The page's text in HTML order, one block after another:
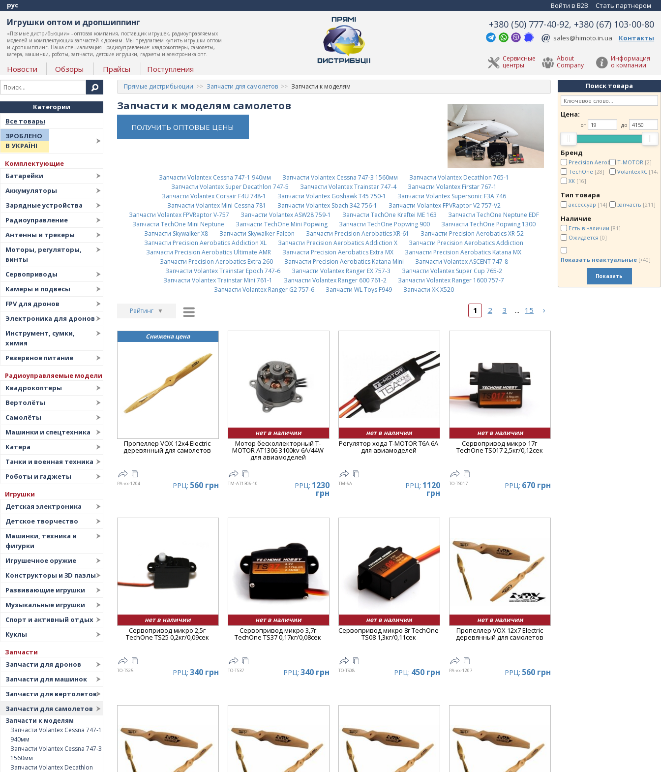
рус Войти в B2B Стать партнером
Игрушки оптом и дропшиппинг
«Прямые дистрибьюции» - оптовая компания, поставщик игрушек, радиоуправляемых
моделей и комплектующих запчастей к дронам. Мы предлагаем купить игрушки оптом
и дропшиппинг. Наша специализация - радиоуправление: квадрокоптеры, самолеты,
катера, машинки, роботы, запчасти, детские игрушки, гаджеты и электроника опт.
Новости Обзоры Прайсы Поступления
+380 (50) 777-40-92, +380 (67) 103-00-80
sales@himoto.in.ua Контакты
Информация
о компании
About
Company
Сервисные
центры
Категории
Все товары
ЗРОБЛЕНО
В УКРАЇНІ
Комплектующие
Батарейки
Аккумуляторы
Зарядные устройства
Радиоуправление
Антенны и трекеры
Моторы, регуляторы,
винты
Сервоприводы
Камеры и подвесы
FPV для дронов
Электроника для дронов
Инструмент, сумки,
химия
Резервное питание
Радиоуправляемые модели
Квадрокоптеры
Вертолёты
Самолёты
Машинки и спецтехника
Катера
Танки и военная техника
Роботы и гаджеты
Игрушки
Детская электроника
Детское творчество
Машинки, техника и
фигурки
Игрушечное оружие
Конструкторы и 3D пазлы
Развивающие игрушки
Музыкальные игрушки
Спорт и активный отдых
Куклы
Запчасти
Запчасти для дронов
Запчасти для машинок
Запчасти для вертолетов
Запчасти для самолетов
Запчасти к моделям
Запчасти Volantex Cessna 747-1
940мм
Запчасти Volantex Cessna 747-3
1560мм
Запчасти Volantex Decathlon
Прямые дистрибьюции Запчасти для самолетов Запчасти к моделям
Запчасти к моделям самолетов
ПОЛУЧИТЬ ОПТОВЫЕ ЦЕНЫ
Запчасти Volantex Cessna 747-1 940мм Запчасти Volantex Cessna 747-3 1560мм
Запчасти Volantex Decathlon 765-1
Запчасти Volantex Super Decathlon 747-5
Запчасти Volantex Trainstar 747-4
Запчасти Volantex Firstar 767-1
Запчасти Volantex Corsair F4U 748-1
Запчасти Volantex Goshawk T45 750-1
Запчасти Volantex Supersonic F3A 746
Запчасти Volantex Mini Cessna 781
Запчасти Volantex Sbach 342 756-1
Запчасти Volantex FPVRaptor V2 757-V2
Запчасти Volantex FPVRaptor V-757
Запчасти Volantex ASW28 759-1 Запчасти TechOne Kraftei ME 163
Запчасти TechOne Neptune EDF
Запчасти TechOne Mini Neptune
Запчасти TechOne Mini Popwing Запчасти TechOne Popwing 900
Запчасти TechOne Popwing 1300
Запчасти Skywalker X8
Запчасти Skywalker Falcon Запчасти Precision Aerobatics XR-61
Запчасти Precision Aerobatics XR-52
Запчасти Precision Aerobatics Addiction XL
Запчасти Precision Aerobatics Addiction X
Запчасти Precision Aerobatics Addiction
Запчасти Precision Aerobatics Ultimate AMR
Запчасти Precision Aerobatics Extra MX
Запчасти Precision Aerobatics Katana MX
Запчасти Precision Aerobatics Extra 260
Запчасти Precision Aerobatics Katana Mini
Запчасти Volantex ASCENT 747-8
Запчасти Volantex Trainstar Epoch 747-6
Запчасти Volantex Ranger EX 757-3
Запчасти Volantex Super Cup 765-2
Запчасти Volantex Trainstar Mini 761-1
Запчасти Volantex Ranger 600 761-2
Запчасти Volantex Ranger 1600 757-7
Запчасти Volantex Ranger G2 757-6
Запчасти WL Toys F949 Запчасти XK X520
Рейтинг ▼
Дата ▲
1 2 3 ... 15 ›
Снижена цена
Пропеллер VOX 12x4 Electric
деревянный для самолетов
PA-vx-1204 РРЦ: 560 грн
нет в наличии
Мотор бесколлекторный T-
MOTOR AT1306 3100kv 6A/44W
для авиамоделей
TM-AT1306-10 РРЦ: 1230
грн
нет в наличии
Регулятор хода T-MOTOR T6A 6A
для авиамоделей
TM-6A РРЦ: 1120
грн
нет в наличии
Сервопривод микро 17г
TechOne TS017 2,5кг/0,12сек
TO-TS017 РРЦ: 670 грн
нет в наличии
Сервопривод микро 2,5г
TechOne TS25 0,2кг/0,09сек
TO-TS25 РРЦ: 340 грн
нет в наличии
Сервопривод микро 3,7г
TechOne TS37 0,17кг/0,08сек
TO-TS37 РРЦ: 340 грн
нет в наличии
Сервопривод микро 8г TechOne
TS08 1,3кг/0,11сек
TO-TS08 РРЦ: 450 грн
нет в наличии
Пропеллер VOX 12x7 Electric
деревянный для самолетов
PA-vx-1207 РРЦ: 560 грн
Поиск товара
Цена:
от до
Бренд
Precision Aerobatics[32]
T-MOTOR [2]
TechOne [28] VolantexRC [147]
XK [16]
Тип товара
аксессуар [14] запчасть [211]
Наличие
Есть в наличии [81]
Ожидается [0]
Показать неактуальные [+40]
Показать